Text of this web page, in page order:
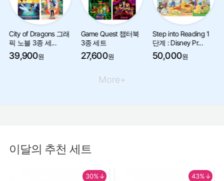
City of Dragons 그래
픽 노블 3종 세...
39,900원
Game Quest 챕터북
3종 세트
27,600원
Step into Reading 1
단계 : Disney Pr...
50,000원
More+
이달의 추천 세트
30%↓ 43%↓